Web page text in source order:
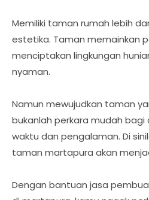
Memiliki taman rumah lebih
estetika. Taman memainkan
menciptakan lingkungan
nyaman.
Namun mewujudkan taman
bukanlah perkara mudah
waktu dan pengalaman. Di
taman martapura akan
Dengan bantuan jasa